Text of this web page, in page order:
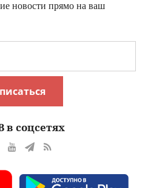
новости прямо на ваш
в соцсетях